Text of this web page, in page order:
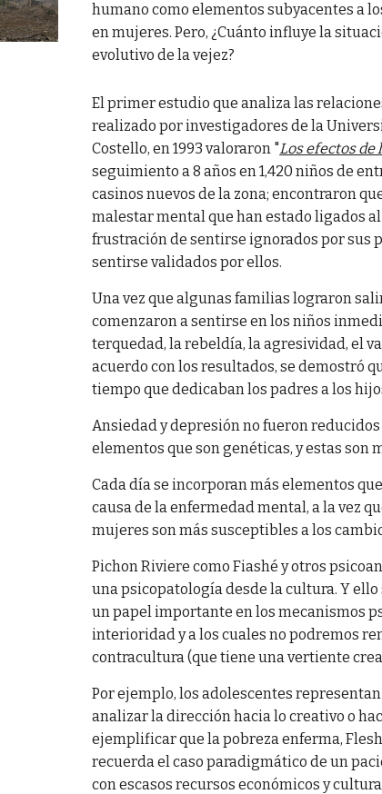
humano como elementos subyacentes a
en mujeres. Pero, ¿Cuánto influye la
evolutivo de la vejez?
El primer estudio que analiza las
realizado por investigadores de la
Costello, en 1993 valoraron "Los efectos de
seguimiento a 8 años en 1,420 niños de
casinos nuevos de la zona; encontraron
malestar mental que han estado ligados
frustración de sentirse ignorados por sus
sentirse validados por ellos.
Una vez que algunas familias lograron
comenzaron a sentirse en los niños
terquedad, la rebeldía, la agresividad, el
acuerdo con los resultados, se demostró
tiempo que dedicaban los padres a los
Ansiedad y depresión no fueron
elementos que son genéticas, y estas son
Cada día se incorporan más elementos
causa de la enfermedad mental, a la vez
mujeres son más susceptibles a los
Pichon Riviere como Fiashé y otros
una psicopatología desde la cultura. Y
un papel importante en los mecanismos
interioridad y a los cuales no podremos
contracultura (que tiene una vertiente
Por ejemplo, los adolescentes
analizar la dirección hacia lo creativo o
ejemplificar que la pobreza enferma,
recuerda el caso paradigmático de un
con escasos recursos económicos y